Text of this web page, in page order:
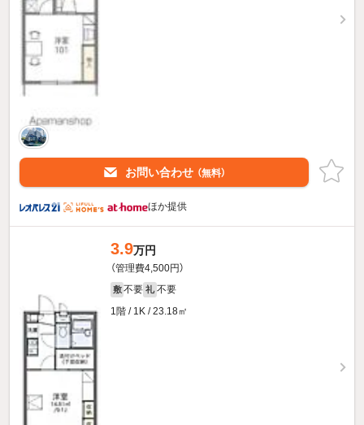
お問い合わせ （無料）
ほか提供
3.9万円
（管理費4,500円）
敷 不要 礼 不要
1階 / 1K / 23.18㎡